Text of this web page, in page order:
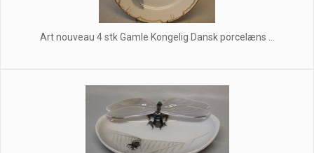
Art nouveau 4 stk Gamle Kongelig Dansk porcelæns ...